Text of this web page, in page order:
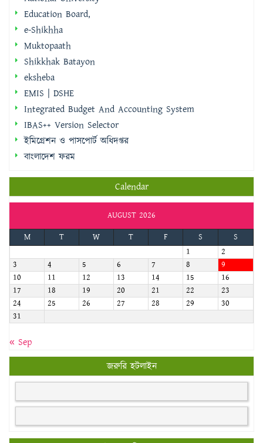
Education Board,
e-Shikhha
Muktopaath
Shikkhak Batayon
eksheba
EMIS | DSHE
Integrated Budget And Accounting System
IBAS++ Version Selector
ইমিগ্রেশন ও পাসপোর্ট অধিদপ্তর
বাংলাদেশ ফরম
Calendar
AUGUST 2026
M
T W T F S
S
1
2
3
4 5 6 7 8
9
10
11 12 13 14 15
16
17
18 19 20 21 22
23
24
25 26 27 28 29
30
31
« Sep
জরুরি হটলাইন